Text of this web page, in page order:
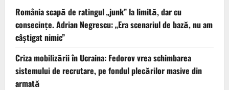
România scapă de ratingul „junk” la limită, dar cu
consecinţe. Adrian Negrescu: „Era scenariul de bază, nu am
câștigat nimic”
Criza mobilizării în Ucraina: Fedorov vrea schimbarea
sistemului de recrutare, pe fondul plecărilor masive din
armată